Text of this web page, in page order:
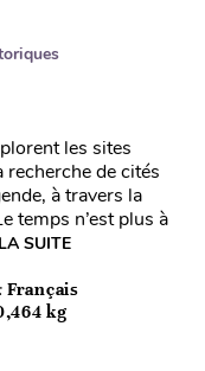
les sites
de cités
à travers la
temps n’est plus à
SUITE
Français
kg